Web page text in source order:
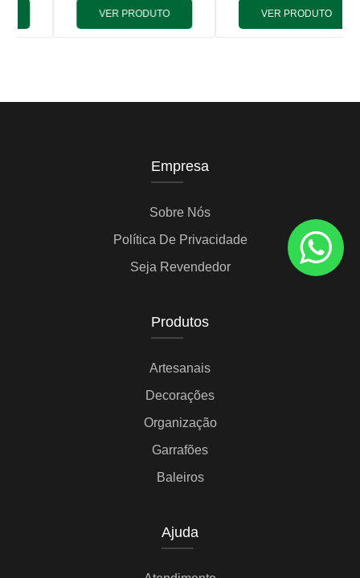
VER PRODUTO VER PRODUTO
Empresa
Sobre Nós
Política De Privacidade
Seja Revendedor
Produtos
Artesanais
Decorações
Organização
Garrafões
Baleiros
Ajuda